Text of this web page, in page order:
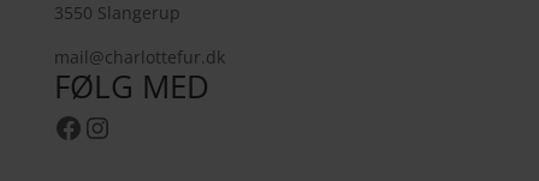
3550 Slangerup
mail@charlottefur.dk
FØLG MED
Facebook
Instagram